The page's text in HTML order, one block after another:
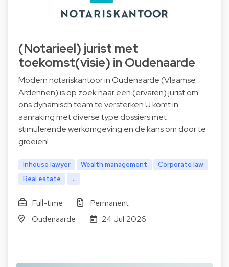
(Notarieel) jurist met
toekomst(visie) in Oudenaarde
Modern notariskantoor in Oudenaarde (Vlaamse
Ardennen) is op zoek naar een (ervaren) jurist om
ons dynamisch team te versterken U komt in
aanraking met diverse type dossiers met
stimulerende werkomgeving en de kans om door te
groeien!
Inhouse lawyer Wealth management
Corporate law
Real estate
...
Full-time
Permanent
Oudenaarde
24 Jul 2026